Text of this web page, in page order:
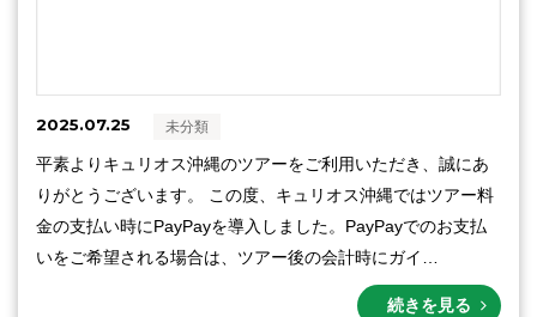
2025.07.25 未分類
平素よりキュリオス沖縄のツアーをご利用いただき、誠にあ
りがとうございます。 この度、キュリオス沖縄ではツアー料
金の支払い時にPayPayを導入しました。PayPayでのお支払
いをご希望される場合は、ツアー後の会計時にガイ…
続きを見る